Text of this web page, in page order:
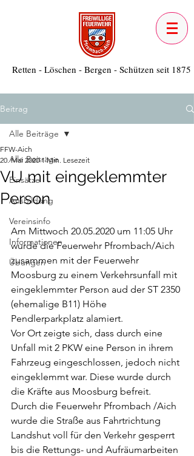
Retten - Löschen - Bergen - Schützen seit 1875
Beitrag
Alle Beiträge
Einsätze
Ausbildung
Vereinsinfo
Informationen
Übungen
Alle Beiträge
VU mit eingeklemmter
Person
FFW-Aich
20. Mai 2020 1 Min. Lesezeit
Am Mittwoch 20.05.2020 um 11:05 Uhr
wurde die Feuerwehr Pfrombach/Aich
zusammen mit der Feuerwehr
Moosburg zu einem Verkehrsunfall mit
eingeklemmter Person aud der ST 2350
(ehemalige B11) Höhe
Pendlerparkplatz alamiert.
Vor Ort zeigte sich, dass durch eine
Unfall mit 2 PKW eine Person in ihrem
Fahrzeug eingeschlossen, jedoch nicht
eingeklemmt war. Diese wurde durch
die Kräfte aus Moosburg befreit.
Durch die Feuerwehr Pfrombach /Aich
wurde die Straße aus Fahrtrichtung
Landshut voll für den Verkehr gesperrt
bis die Rettungs- und Aufräumarbeiten